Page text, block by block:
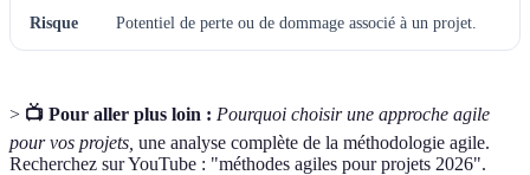
Risque Potentiel de perte ou de dommage associé à un projet.
> 📺 Pour aller plus loin : Pourquoi choisir une approche agile
pour vos projets, une analyse complète de la méthodologie agile.
Recherchez sur YouTube : "méthodes agiles pour projets 2026".